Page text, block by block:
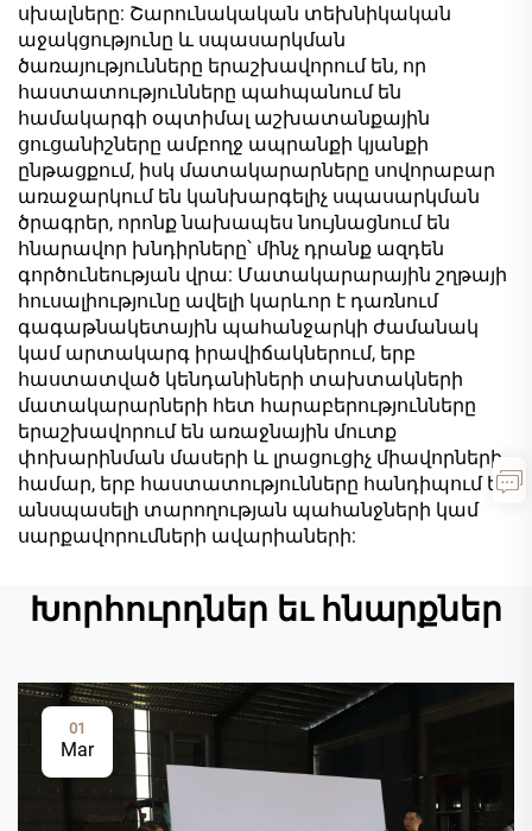
սխալները: Շարունակական տեխնիկական
աջակցությունը և սպասարկման
ծառայությունները երաշխավորում են, որ
հաստատությունները պահպանում են
համակարգի օպտիմալ աշխատանքային
ցուցանիշները ամբողջ ապրանքի կյանքի
ընթացքում, իսկ մատակարարները սովորաբար
առաջարկում են կանխարգելիչ սպասարկման
ծրագրեր, որոնք նախապես նույնացնում են
հնարավոր խնդիրները՝ մինչ դրանք ազդեն
գործունեության վրա: Մատակարարային շղթայի
հուսալիությունը ավելի կարևոր է դառնում
գագաթնակետային պահանջարկի ժամանակ
կամ արտակարգ իրավիճակներում, երբ
հաստատված կենդանիների տախտակների
մատակարարների հետ հարաբերությունները
երաշխավորում են առաջնային մուտք
փոխարինման մասերի և լրացուցիչ միավորների
համար, երբ հաստատությունները հանդիպում են
անսպասելի տարողության պահանջների կամ
սարքավորումների ավարիաների:
Խորհուրդներ եւ հնարքներ
01
Mar